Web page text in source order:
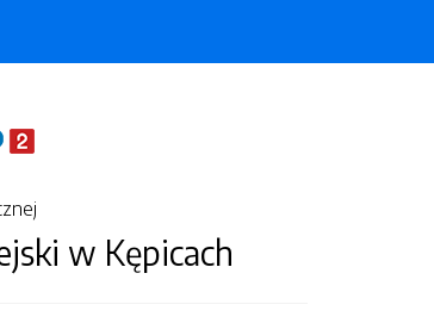
w Kępicach